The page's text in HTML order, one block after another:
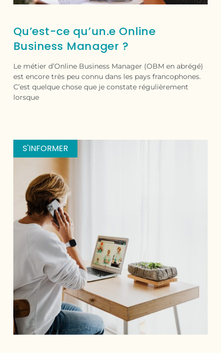
Qu’est-ce qu’un.e Online
Business Manager ?
Le métier d’Online Business Manager (OBM en abrégé)
est encore très peu connu dans les pays francophones.
C’est quelque chose que je constate régulièrement
lorsque
S'INFORMER